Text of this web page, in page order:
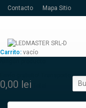
Contacto Mapa Sitio
Carrito: vacío
0,00 lei